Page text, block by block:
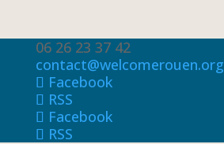
06 26 23 37 42
contact@welcomerouen.org
Facebook
RSS
Facebook
RSS